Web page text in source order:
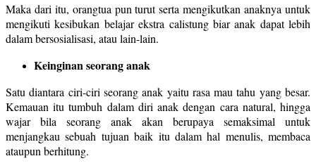
Maka dari itu, orangtua pun turut serta mengikutkan anaknya untuk
mengikuti kesibukan belajar ekstra calistung biar anak dapat lebih
dalam bersosialisasi, atau lain-lain.
Keinginan seorang anak
Satu diantara ciri-ciri seorang anak yaitu rasa mau tahu yang besar.
Kemauan itu tumbuh dalam diri anak dengan cara natural, hingga
wajar bila seorang anak akan berupaya semaksimal untuk
menjangkau sebuah tujuan baik itu dalam hal menulis, membaca
ataupun berhitung.